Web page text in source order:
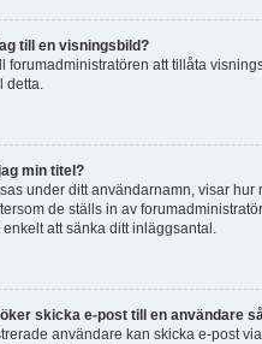
till en visningsbild?
forumadministratören att tillåta
detta.
min titel?
under ditt användarnamn, visar
de ställs in av
enkelt att sänka ditt inläggsantal.
skicka e-post till en användare
användare kan skicka e-post